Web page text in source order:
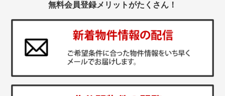
無料会員登録メリットがたくさん！